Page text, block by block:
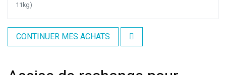
11kg)
CONTINUER MES ACHATS